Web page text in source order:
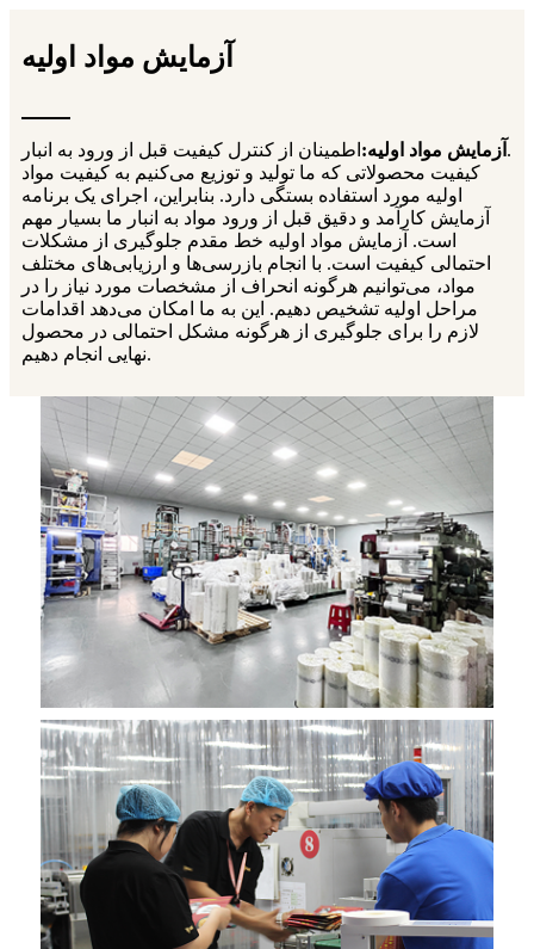
آزمایش مواد اولیه
آزمایش مواد اولیه: اطمینان از کنترل کیفیت قبل از ورود به انبار.
کیفیت محصولاتی که ما تولید و توزیع می‌کنیم به کیفیت مواد
اولیه مورد استفاده بستگی دارد. بنابراین، اجرای یک برنامه
آزمایش کارآمد و دقیق قبل از ورود مواد به انبار ما بسیار مهم
است. آزمایش مواد اولیه خط مقدم جلوگیری از مشکلات
احتمالی کیفیت است. با انجام بازرسی‌ها و ارزیابی‌های مختلف
مواد، می‌توانیم هرگونه انحراف از مشخصات مورد نیاز را در
مراحل اولیه تشخیص دهیم. این به ما امکان می‌دهد اقدامات
لازم را برای جلوگیری از هرگونه مشکل احتمالی در محصول
نهایی انجام دهیم.